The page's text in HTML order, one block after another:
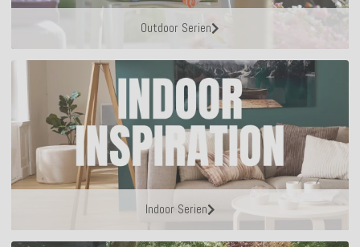
Outdoor Serien
Indoor Serien